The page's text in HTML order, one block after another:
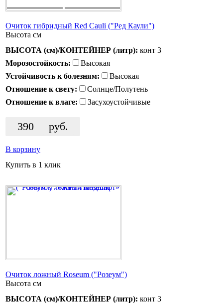
Очиток гибридный Red Cauli ("Ред Каули")
Высота см
ВЫСОТА (см)/КОНТЕЙНЕР (литр): конт 3
Морозостойкость:
Высокая
Устойчивость к болезням:
Высокая
Отношение к свету:
Солнце/Полутень
Отношение к влаге:
Засухоустойчивые
390 руб.
В корзину
Купить в 1 клик
Очиток ложный Roseum ("Розеум")
Высота см
ВЫСОТА (см)/КОНТЕЙНЕР (литр): конт 3